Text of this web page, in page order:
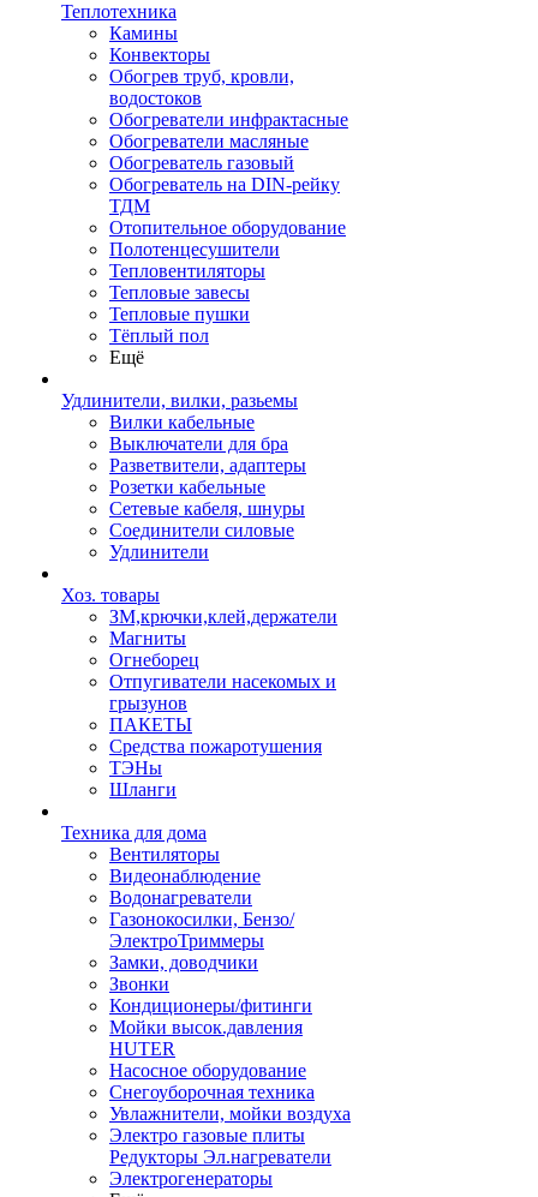
Теплотехника
Камины
Конвекторы
Обогрев труб, кровли,
водостоков
Обогреватели инфрактасные
Обогреватели масляные
Обогреватель газовый
Обогреватель на DIN-рейку
ТДМ
Отопительное оборудование
Полотенцесушители
Тепловентиляторы
Тепловые завесы
Тепловые пушки
Тёплый пол
Ещё
Удлинители, вилки, разьемы
Вилки кабельные
Выключатели для бра
Разветвители, адаптеры
Розетки кабельные
Сетевые кабеля, шнуры
Соединители силовые
Удлинители
Хоз. товары
ЗМ,крючки,клей,держатели
Магниты
Огнеборец
Отпугиватели насекомых и
грызунов
ПАКЕТЫ
Средства пожаротушения
ТЭНы
Шланги
Техника для дома
Вентиляторы
Видеонаблюдение
Водонагреватели
Газонокосилки, Бензо/
ЭлектроТриммеры
Замки, доводчики
Звонки
Кондиционеры/фитинги
Мойки высок.давления
HUTER
Насосное оборудование
Снегоуборочная техника
Увлажнители, мойки воздуха
Электро газовые плиты
Редукторы Эл.нагреватели
Электрогенераторы